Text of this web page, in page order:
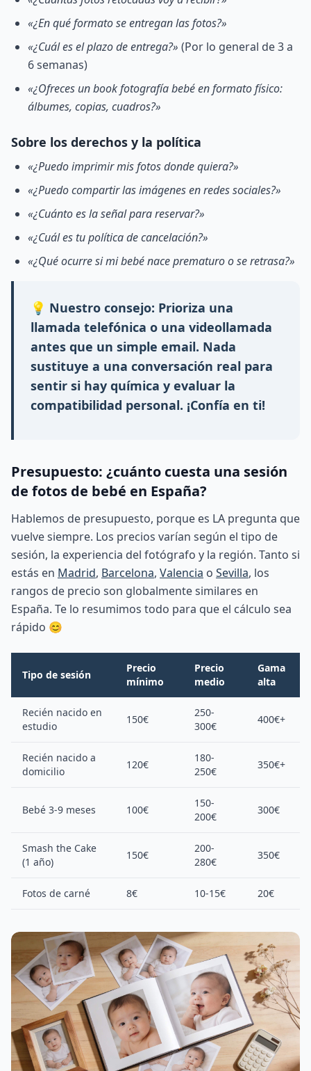
«¿En qué formato se entregan las fotos?»
«¿Cuál es el plazo de entrega?» (Por lo general de 3 a
6 semanas)
«¿Ofreces un book fotografía bebé en formato físico:
álbumes, copias, cuadros?»
Sobre los derechos y la política
«¿Puedo imprimir mis fotos donde quiera?»
«¿Puedo compartir las imágenes en redes sociales?»
«¿Cuánto es la señal para reservar?»
«¿Cuál es tu política de cancelación?»
«¿Qué ocurre si mi bebé nace prematuro o se retrasa?»
💡 Nuestro consejo: Prioriza una
llamada telefónica o una videollamada
antes que un simple email. Nada
sustituye a una conversación real para
sentir si hay química y evaluar la
compatibilidad personal. ¡Confía en ti!
Presupuesto: ¿cuánto cuesta una sesión
de fotos de bebé en España?
Hablemos de presupuesto, porque es LA pregunta que
vuelve siempre. Los precios varían según el tipo de
sesión, la experiencia del fotógrafo y la región. Tanto si
estás en Madrid, Barcelona, Valencia o Sevilla, los
rangos de precio son globalmente similares en
España. Te lo resumimos todo para que el cálculo sea
rápido 😊
Tipo de sesión
Precio
mínimo
Precio
medio
Gama
alta
Recién nacido en
estudio
150€
250-
300€
400€+
Recién nacido a
domicilio
120€
180-
250€
350€+
Bebé 3-9 meses 100€
150-
200€
300€
Smash the Cake
(1 año)
150€
200-
280€
350€
Fotos de carné 8€ 10-15€ 20€